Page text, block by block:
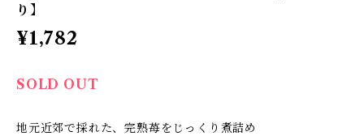
り】
¥1,782
SOLD OUT
地元近郊で採れた、完熟苺をじっくり煮詰め